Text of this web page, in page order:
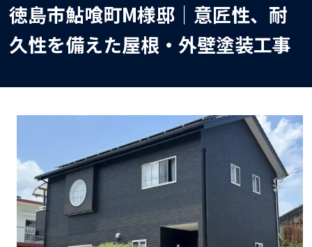
徳島市鮎喰町M様邸｜意匠性、耐
久性を備えた屋根・外壁塗装工事